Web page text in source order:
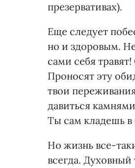
презервативах).
Еще следует
но и здоровым.
сами себя
Проносят эту
твои
давиться
Ты сам кладешь в
Но жизнь все-
всегда.